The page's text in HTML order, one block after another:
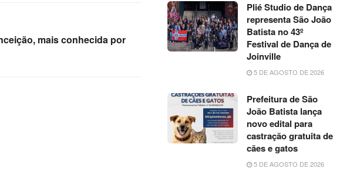
mais conhecida por
Plié Studio de Dança
representa São João
Batista no 43º
Festival de Dança de
Joinville
5 DE AGOSTO DE 2026
Prefeitura de São
João Batista lança
novo edital para
castração gratuita de
cães e gatos
5 DE AGOSTO DE 2026